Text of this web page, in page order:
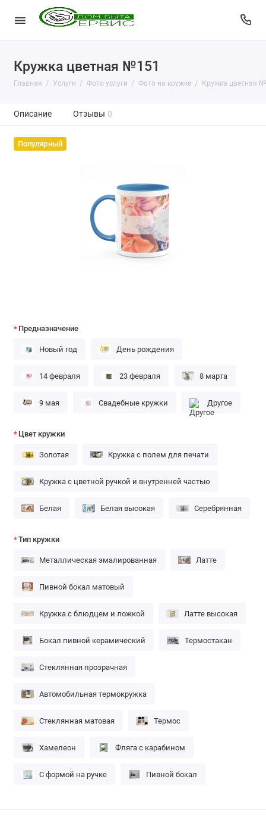
Кружка цветная №151
Главная Услуги Фото услуги Фото на кружке Кружка цветная
Описание Отзывы 0
Популярный
Предназначение
Новый год День рождения
14 февраля 23 февраля 8 марта
9 мая Свадебные кружки Другое
Цвет кружки
Золотая Кружка с полем для печати
Кружка с цветной ручкой и внутренней частью
Белая Белая высокая Серебрянная
Тип кружки
Металлическая эмалированная Латте
Пивной бокал матовый
Кружка с блюдцем и ложкой Латте высокая
Бокал пивной керамический Термостакан
Стеклянная прозрачная
Автомобильная термокружка
Стеклянная матовая Термос
Хамелеон Фляга с карабином
С формой на ручке Пивной бокал